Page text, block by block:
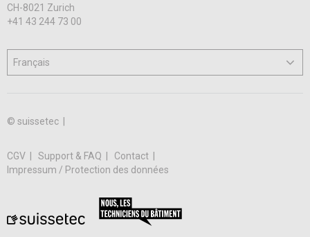
CH-8021 Zurich
+41 43 244 73 00
© suissetec |
CGV Support & FAQ
Contact
Impressum / Protection des données